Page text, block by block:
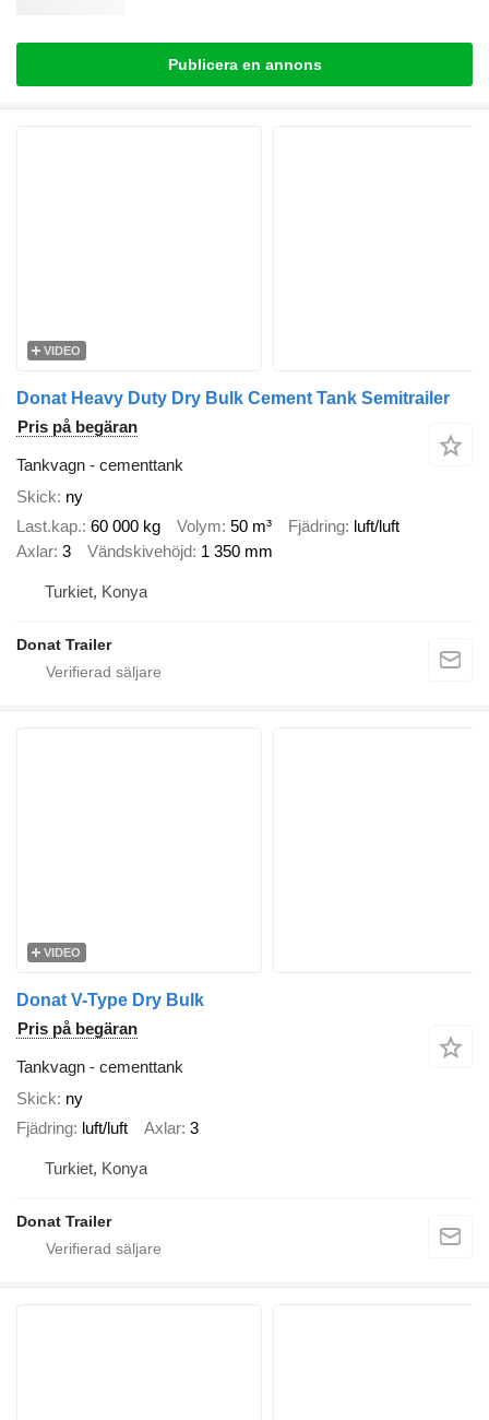
Publicera en annons
VIDEO
Donat Heavy Duty Dry Bulk Cement Tank Semitrailer
Pris på begäran
Tankvagn - cementtank
Skick ny
Last.kap. 60 000 kg Volym 50 m³ Fjädring luft/luft
Axlar 3 Vändskivehöjd 1 350 mm
Turkiet, Konya
Donat Trailer
VIDEO
Donat V-Type Dry Bulk
Pris på begäran
Tankvagn - cementtank
Skick ny
Fjädring luft/luft Axlar 3
Turkiet, Konya
Donat Trailer